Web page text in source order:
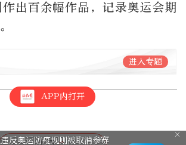
出百余幅作品，记录奥运会期
进入专题
APP内打开
反奥运防疫规则被取消参赛